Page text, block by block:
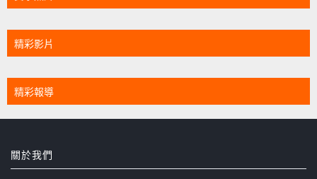
精彩影片
精彩報導
關於我們